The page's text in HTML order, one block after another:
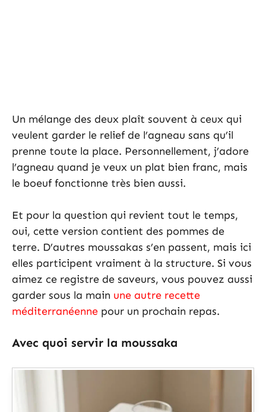
Un mélange des deux plaît souvent à ceux qui
veulent garder le relief de l’agneau sans qu’il
prenne toute la place. Personnellement, j’adore
l’agneau quand je veux un plat bien franc, mais
le boeuf fonctionne très bien aussi.
Et pour la question qui revient tout le temps,
oui, cette version contient des pommes de
terre. D’autres moussakas s’en passent, mais ici
elles participent vraiment à la structure. Si vous
aimez ce registre de saveurs, vous pouvez aussi
garder sous la main une autre recette
méditerranéenne pour un prochain repas.
Avec quoi servir la moussaka